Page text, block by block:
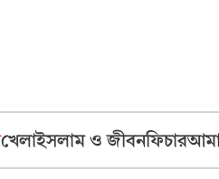
খেলাইসলাম ও জীবনফিচার